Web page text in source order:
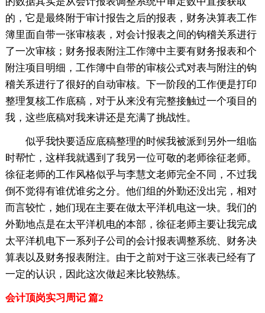
的，它是最终附于审计报告之后的报表，财务决算表工作
簿里面自带一张审核表，对会计报表之间的钩稽关系进行
了一次审核；财务报表附注工作簿中主要有财务报表和个
附注项目明细，工作簿中自带的审核公式对表与附注的钩
稽关系进行了很好的自动审核。下一阶段的工作便是打印
整理复核工作底稿，对于从来没有完整接触过一个项目的
我，这些底稿对我来讲还是充满了挑战性。
似乎我快要适应底稿整理的时候我被派到另外一组临
时帮忙，这样我就遇到了我另一位可敬的老师徐征老师。
徐征老师的工作风格似乎与李慧文老师完全不同，不过我
倒不觉得有谁优谁劣之分。他们组的外勤还没出完，相对
而言较忙，她们现在主要在做太平洋机电这一块。我们的
外勤地点是在太平洋机电的本部，徐征老师主要让我完成
太平洋机电下一系列子公司的会计报表调整系统、财务决
算表以及财务报表附注。由于之前对于这三张表已经有了
一定的认识，因此这次做起来比较熟练。
会计顶岗实习周记 篇2